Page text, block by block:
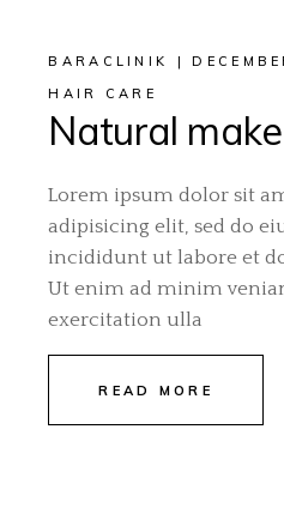
BARACLINIK
HAIR CARE
Natural
Lorem ipsum dolor sit
adipisicing elit, sed do
incididunt ut labore et
Ut enim ad minim
exercitation ulla
READ MORE